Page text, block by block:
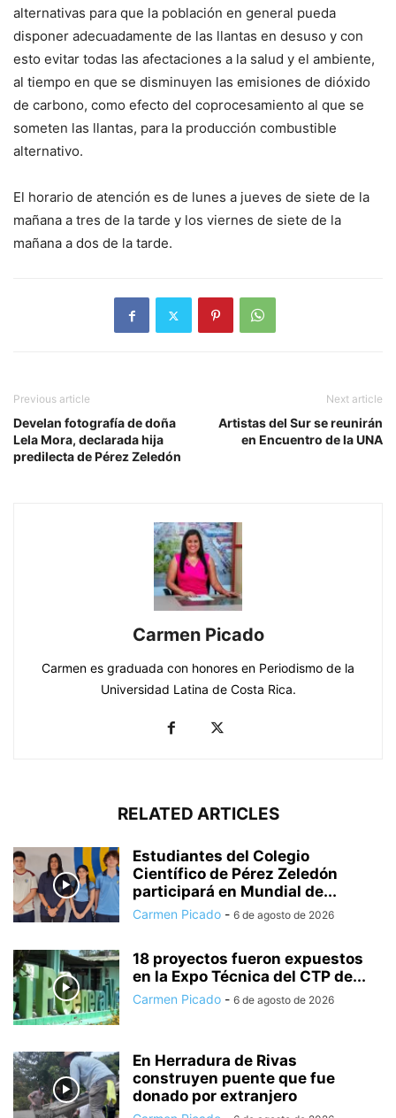
alternativas para que la población en general pueda
disponer adecuadamente de las llantas en desuso y con
esto evitar todas las afectaciones a la salud y el ambiente,
al tiempo en que se disminuyen las emisiones de dióxido
de carbono, como efecto del coprocesamiento al que se
someten las llantas, para la producción combustible
alternativo.
El horario de atención es de lunes a jueves de siete de la
mañana a tres de la tarde y los viernes de siete de la
mañana a dos de la tarde.
Previous article
Develan fotografía de doña
Lela Mora, declarada hija
predilecta de Pérez Zeledón
Next article
Artistas del Sur se reunirán
en Encuentro de la UNA
Carmen Picado
Carmen es graduada con honores en Periodismo de la
Universidad Latina de Costa Rica.
RELATED ARTICLES
Estudiantes del Colegio
Científico de Pérez Zeledón
participará en Mundial de...
Carmen Picado - 6 de agosto de 2026
18 proyectos fueron expuestos
en la Expo Técnica del CTP de...
Carmen Picado - 6 de agosto de 2026
En Herradura de Rivas
construyen puente que fue
donado por extranjero